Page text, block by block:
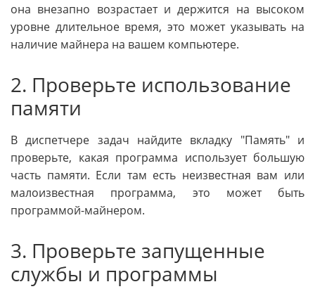
она внезапно возрастает и держится на высоком
уровне длительное время, это может указывать на
наличие майнера на вашем компьютере.
2. Проверьте использование
памяти
В диспетчере задач найдите вкладку "Память" и
проверьте, какая программа использует большую
часть памяти. Если там есть неизвестная вам или
малоизвестная программа, это может быть
программой-майнером.
3. Проверьте запущенные
службы и программы